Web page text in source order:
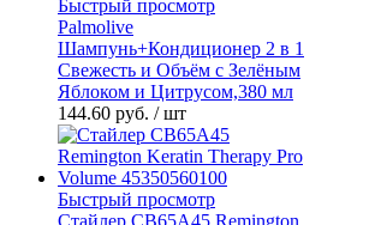
Быстрый просмотр
Palmolive
Шампунь+Кондиционер 2 в 1
Свежесть и Объём с Зелёным
Яблоком и Цитрусом,380 мл
144.60 руб. / шт
Быстрый просмотр
Стайлер CB65A45 Remington